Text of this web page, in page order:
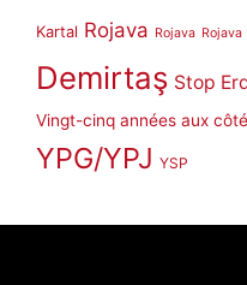
Kartal Rojava Rojava Rojava
Demirtaş Stop
Vingt-cinq années aux
YPG/YPJ YSP